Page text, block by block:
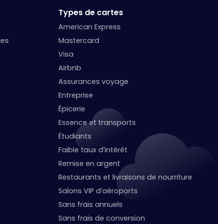
Types de cartes
American Express
Mastercard
Visa
Airbnb
Assurances voyage
Entreprise
Épicerie
Essence et transports
Étudiants
Faible taux d’intérêt
Remise en argent
Restaurants et livraisons de nourriture
Salons VIP d’aéroports
Sans frais annuels
Sans frais de conversion